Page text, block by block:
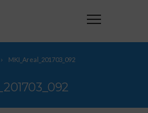
MKI_Areal_201703_092